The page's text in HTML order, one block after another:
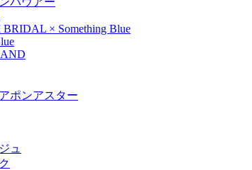
× Something Blue
ポンアスター
ュ